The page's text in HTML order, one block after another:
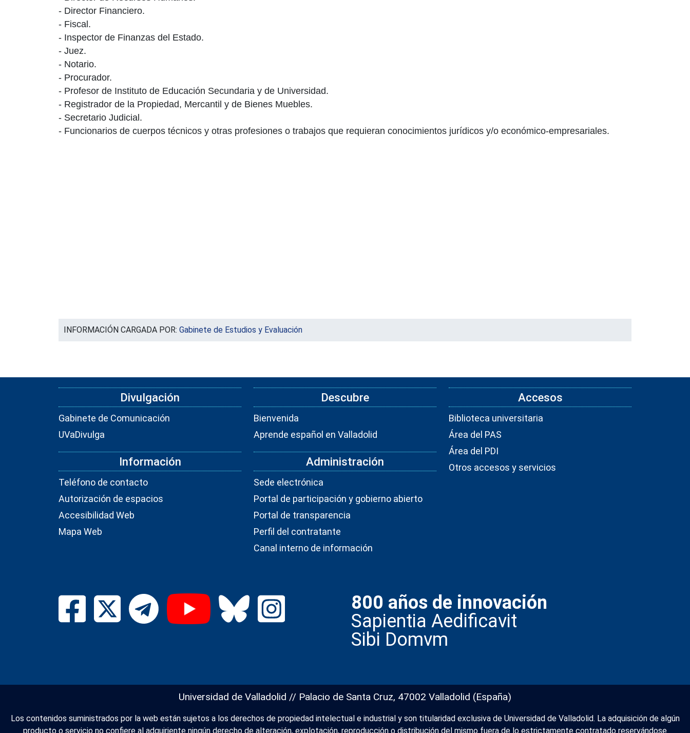
- Director Financiero.
- Fiscal.
- Inspector de Finanzas del Estado.
- Juez.
- Notario.
- Procurador.
- Profesor de Instituto de Educación Secundaria y de Universidad.
- Registrador de la Propiedad, Mercantil y de Bienes Muebles.
- Secretario Judicial.
- Funcionarios de cuerpos técnicos y otras profesiones o trabajos que requieran conocimientos jurídicos y/o económico-empresariales.
INFORMACIÓN CARGADA POR: Gabinete de Estudios y Evaluación
Divulgación
Gabinete de Comunicación
UVaDivulga
Información
Teléfono de contacto
Autorización de espacios
Accesibilidad Web
Mapa Web
Descubre
Bienvenida
Aprende español en Valladolid
Administración
Sede electrónica
Portal de participación y gobierno abierto
Portal de transparencia
Perfil del contratante
Canal interno de información
Accesos
Biblioteca universitaria
Área del PAS
Área del PDI
Otros accesos y servicios
800 años de innovación
Sapientia Aedificavit
Sibi Domvm
Universidad de Valladolid // Palacio de Santa Cruz, 47002 Valladolid (España)
Los contenidos suministrados por la web están sujetos a los derechos de propiedad intelectual e industrial y son titularidad exclusiva de Universidad de Valladolid. La adquisición de algún
producto o servicio no confiere al adquiriente ningún derecho de alteración, explotación, reproducción o distribución del mismo fuera de lo estrictamente contratado reservándose